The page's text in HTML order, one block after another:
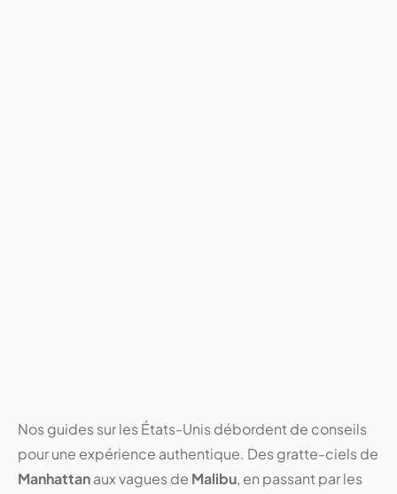
Nos guides sur les États-Unis débordent de conseils
pour une expérience authentique. Des gratte-ciels de
Manhattanaux vagues de Malibu, en passant par les